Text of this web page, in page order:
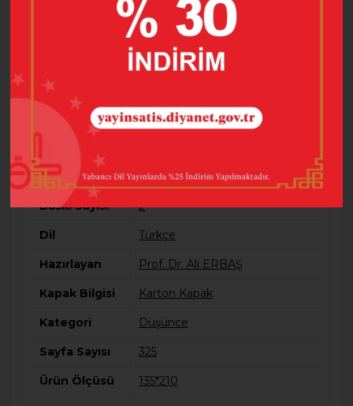
Eser, bilişim çağıyla ilintili olarak “İnsan, Din ve
Diyanet” üzerinde yoğunlaşmak suretiyle konuları
bütüncül bir yaklaşımla, bilgi zemininde ele alarak,
günümüz insanı için açık mesajlar sunmakta,
okuyucunun zihin ve gönül dünyasına yeni ufuklar
açmaktadır.
Barkod 9786257396158
Baskı Sayısı 2
Dil Türkçe
Hazırlayan Prof. Dr. Ali ERBAŞ
Kapak Bilgisi Karton Kapak
Kategori Düşünce
Sayfa Sayısı 325
Ürün Ölçüsü 135*210